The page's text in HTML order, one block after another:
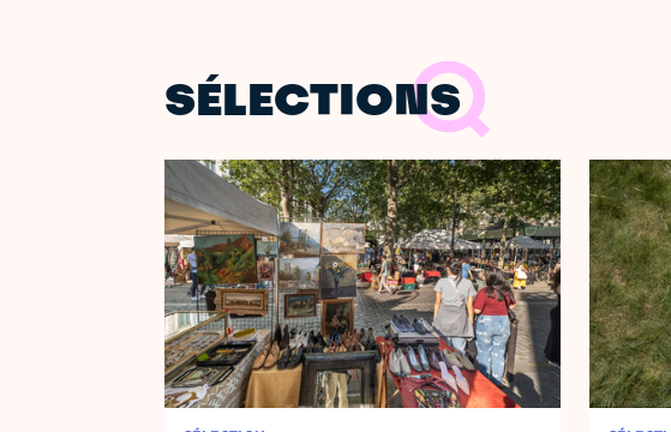
SÉLECTIONS